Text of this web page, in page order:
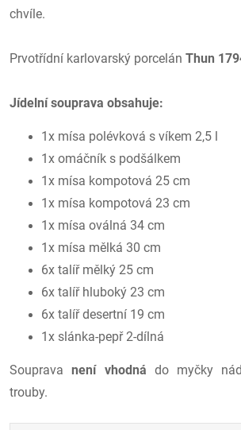
chvíle.
Prvotřídní karlovarský porcelán Thun
Jídelní souprava obsahuje:
1x mísa polévková s víkem 2,5 l
1x omáčník s podšálkem
1x mísa kompotová 25 cm
1x mísa kompotová 23 cm
1x mísa oválná 34 cm
1x mísa mělká 30 cm
6x talíř mělký 25 cm
6x talíř hluboký 23 cm
6x talíř desertní 19 cm
1x slánka-pepř 2-dílná
Soupravanení vhodná do myčky
trouby.